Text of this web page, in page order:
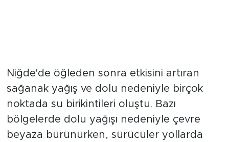
Niğde'de öğleden sonra etkisini artıran
sağanak yağış ve dolu nedeniyle birçok
noktada su birikintileri oluştu. Bazı
bölgelerde dolu yağışı nedeniyle çevre
beyaza bürünürken, sürücüler yollarda